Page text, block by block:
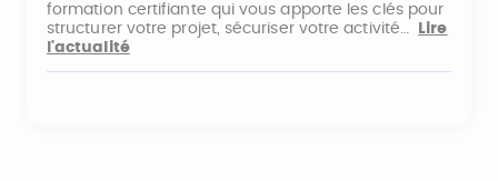
formation certifiante qui vous apporte les clés pour
structurer votre projet, sécuriser votre activité…
Lire
l'actualité